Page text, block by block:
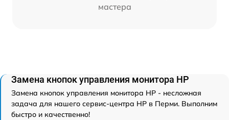
мастера
Замена кнопок управления монитора HP
Замена кнопок управления монитора HP - несложная
задача для нашего сервис-центра HP в Перми. Выполним
быстро и качественно!